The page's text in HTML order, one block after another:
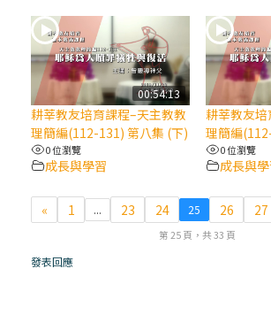
(6)黃敏正主教帶你做【
槽」═「謙卑」
(5)黃敏正主教帶你做【將
傳」：講耶穌的故事
(4)黃敏正主教帶你做【
「想看」耶穌，耶穌「走
(3)黃敏正主教帶你做【
00:54:13
耕莘教友培育課程–天主教教
理簡編(112-131) 第八集 (下)
0 位瀏覽
成長與學習
耕莘教友
理簡編
0 位瀏覽
成長與
« 1 ... 23 24 25 26 27
第 25 頁，共 33 頁
發表回應